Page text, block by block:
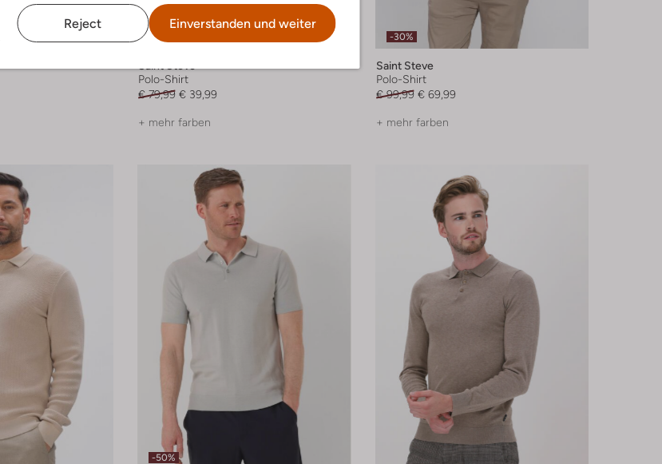
Reject Einverstanden und weiter
-50%
Polo-Shirt
€ 79,99 € 39,99
+ mehr farben
-30%
Saint Steve
Polo-Shirt
€ 99,99 € 69,99
+ mehr farben
-50%